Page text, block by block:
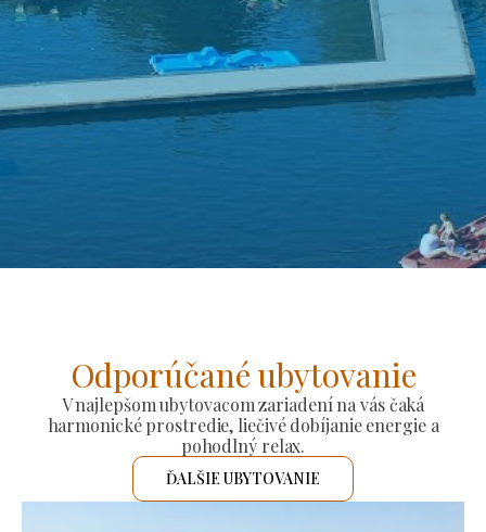
Odporúčané ubytovanie
V najlepšom ubytovacom zariadení na vás čaká
harmonické prostredie, liečivé dobíjanie energie a
pohodlný relax.
ĎALŠIE UBYTOVANIE